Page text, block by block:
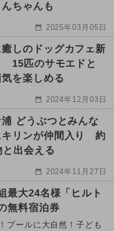
ちゃんも
2025年03月05日
しのドッグカフェ新
15匹のサモエドと
を楽しめる
2024年12月03日
どうぶつとみんな
キリンが仲間入り 約
出会える
2024年11月27日
最大24名様「ヒルト
無料宿泊券
プールに大自然！子ども